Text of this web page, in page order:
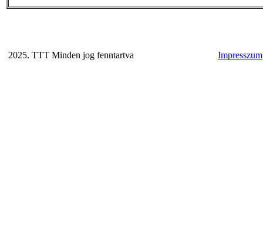
2025. TTT Minden jog fenntartva Impresszum